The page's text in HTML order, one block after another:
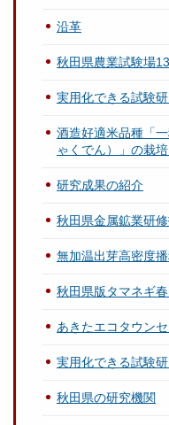
沿革
秋田県農業試験場
実用化できる試験
酒造好適米品種「
ゃくでん）」の栽
研究成果の紹介
秋田県金属鉱業研
無加温出芽高密度
秋田県版タマネギ
あきたエコタウン
実用化できる試験
秋田県の研究機関